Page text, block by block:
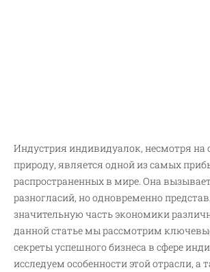
Индустрия индивидуалок, несмотря на
природу, является одной из самых
распространенных в мире. Она
разногласий, но одновременно
значительную часть экономики
данной статье мы рассмотрим
секреты успешного бизнеса в сфере
исследуем особенности этой отрасли, а